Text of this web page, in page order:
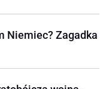
Niemiec? Zagadka